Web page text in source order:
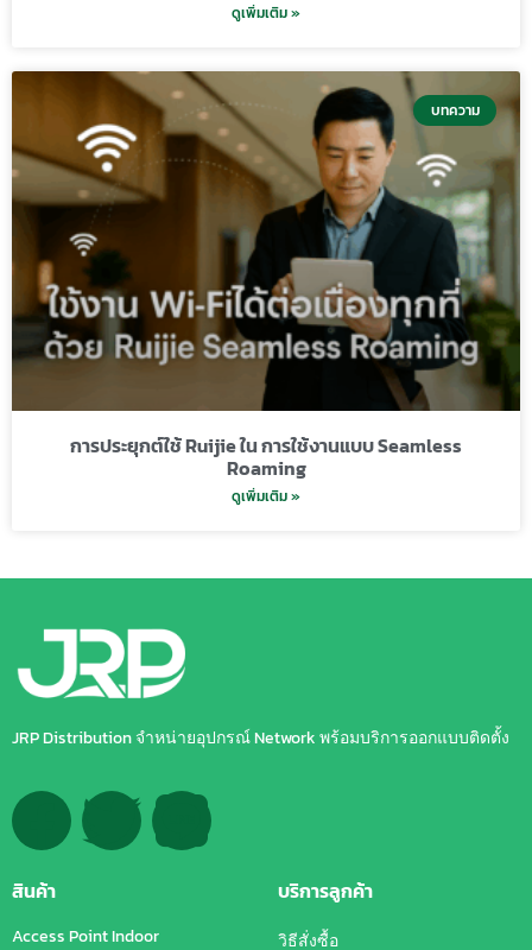
ดูเพิ่มเติม »
บทความ
การประยุกต์ใช้ Ruijie ใน การใช้งานแบบ Seamless
Roaming
ดูเพิ่มเติม »
JRP Distribution จำหน่ายอุปกรณ์ Network พร้อมบริการออกแบบติดตั้ง
สินค้า
Access Point Indoor
บริการลูกค้า
วิธีสั่งซื้อ